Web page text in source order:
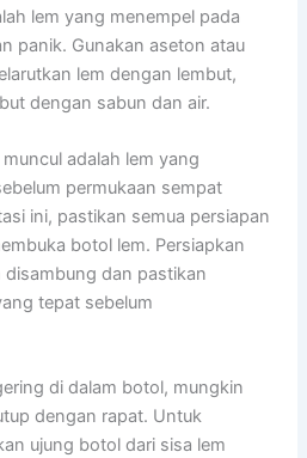
lem yang menempel pada
panik. Gunakan aseton atau
lem dengan lembut,
dengan sabun dan air.
adalah lem yang
permukaan sempat
ini, pastikan semua persiapan
botol lem. Persiapkan
dan pastikan
tepat sebelum
di dalam botol, mungkin
dengan rapat. Untuk
ujung botol dari sisa lem